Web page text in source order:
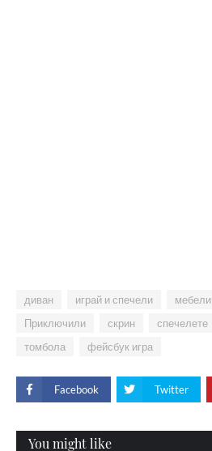
диван играй и спечели мебели
Приключили
скрин спечелете
томбола
фейсбук игра
Facebook Twitter
You might like